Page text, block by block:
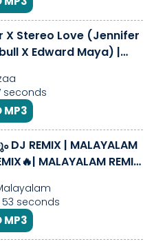
X Stereo Love (Jennifer
X Edward Maya) |
seconds
MP3
DJ REMIX | MALAYALAM
MALAYALAM REMIX
seconds
MP3